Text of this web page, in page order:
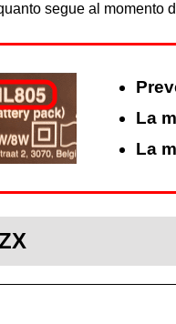
segue al momento
La
La